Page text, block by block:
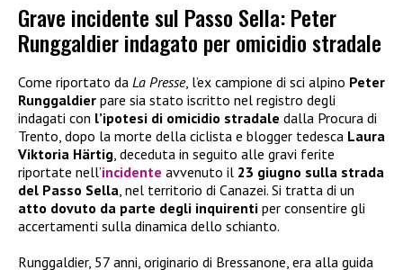
Grave incidente sul Passo Sella: Peter
Runggaldier indagato per omicidio stradale
Come riportato da La Presse, l’ex campione di sci alpino Peter
Runggaldier pare sia stato iscritto nel registro degli
indagati con l’ipotesi di omicidio stradale dalla Procura di
Trento, dopo la morte della ciclista e blogger tedesca Laura
Viktoria Härtig, deceduta in seguito alle gravi ferite
riportate nell’incidente avvenuto il 23 giugno sulla strada
del Passo Sella, nel territorio di Canazei. Si tratta di un
atto dovuto da parte degli inquirenti per consentire gli
accertamenti sulla dinamica dello schianto.
Runggaldier, 57 anni, originario di Bressanone, era alla guida